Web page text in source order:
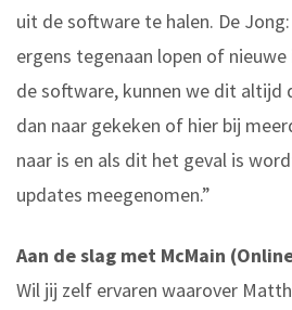
uit de software te halen. De Jong:
ergens tegenaan lopen of
de software, kunnen we dit altijd
dan naar gekeken of hier bij
naar is en als dit het geval is
updates meegenomen.”
Aan de slag met McMain
Wil jij zelf ervaren waarover